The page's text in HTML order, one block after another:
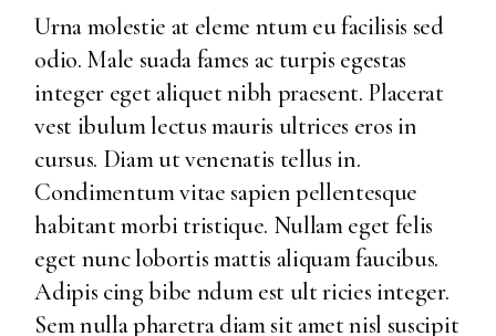
Urna molestie at eleme ntum eu facilisis sed
odio. Male suada fames ac turpis egestas
integer eget aliquet nibh praesent. Placerat
vest ibulum lectus mauris ultrices eros in
cursus. Diam ut venenatis tellus in.
Condimentum vitae sapien pellentesque
habitant morbi tristique. Nullam eget felis
eget nunc lobortis mattis aliquam faucibus.
Adipis cing bibe ndum est ult ricies integer.
Sem nulla pharetra diam sit amet nisl suscipit